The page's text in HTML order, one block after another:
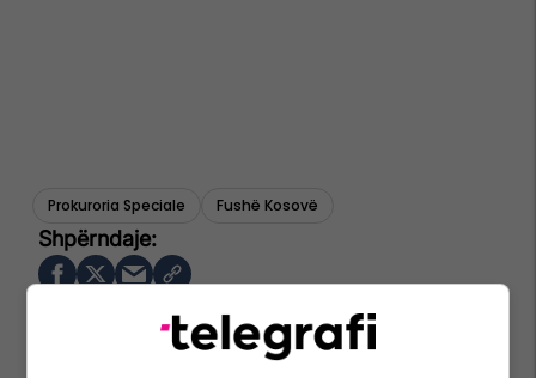
Prokuroria Speciale Fushë Kosovë